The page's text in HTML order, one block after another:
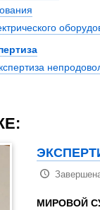
МИРОВОЙ